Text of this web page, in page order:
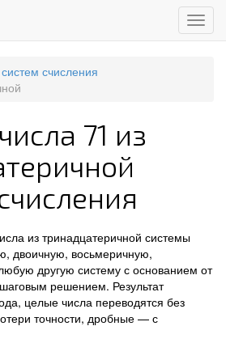
Меню
счисления
71 из
из тринадцатеричной системы
двоичную, восьмеричную,
другую систему с основанием от
решением. Результат
целые числа переводятся без
точности, дробные — с